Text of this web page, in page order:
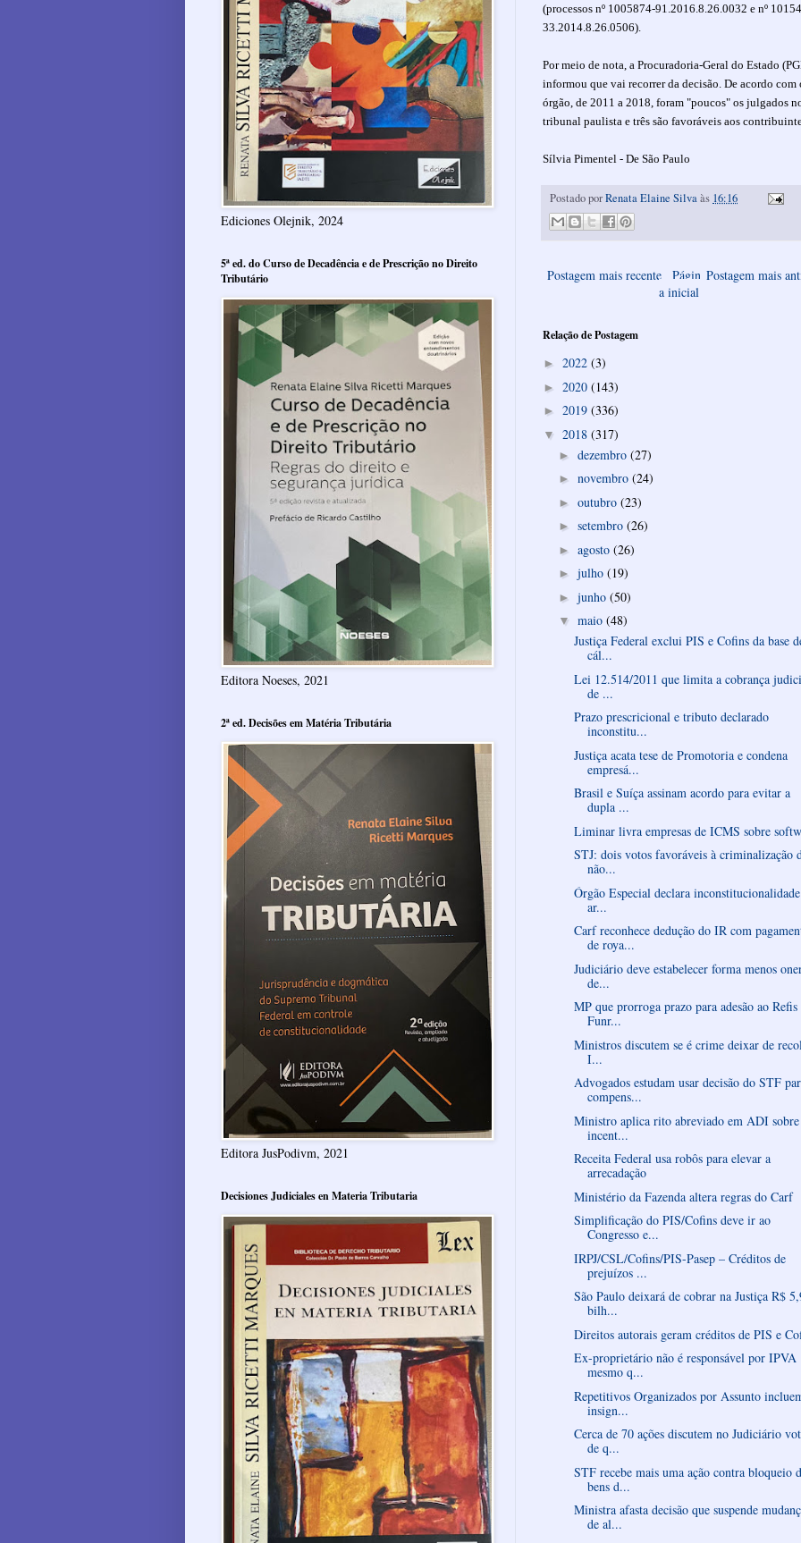
(processos nº 1005874-91.2016.8.26.0032 e nº
33.2014.8.26.0506).
Por meio de nota, a Procuradoria-Geral do Estado
informou que vai recorrer da decisão. De acordo com
órgão, de 2011 a 2018, foram "poucos" os julgados
tribunal paulista e três são favoráveis aos
Sílvia Pimentel - De São Paulo
Postado porRenata Elaine Silvaàs 16:16
Postagem mais recente Postagem mais
Págin
a inicial
Relação de Postagem
► 2022 (3)
► 2020 (143)
► 2019 (336)
▼ 2018 (317)
► dezembro (27)
► novembro (24)
► outubro (23)
► setembro (26)
► agosto (26)
► julho (19)
► junho (50)
▼ maio (48)
Justiça Federal exclui PIS e Cofins da base
cál...
Lei 12.514/2011 que limita a cobrança
de ...
Prazo prescricional e tributo declarado
inconstitu...
Justiça acata tese de Promotoria e condena
empresá...
Brasil e Suíça assinam acordo para evitar a
dupla ...
Liminar livra empresas de ICMS sobre
STJ: dois votos favoráveis à criminalização
não...
Órgão Especial declara
ar...
Carf reconhece dedução do IR com
de roya...
Judiciário deve estabelecer forma menos
de...
MP que prorroga prazo para adesão ao Refis
Funr...
Ministros discutem se é crime deixar de
I...
Advogados estudam usar decisão do STF
compens...
Ministro aplica rito abreviado em ADI sobre
incent...
Receita Federal usa robôs para elevar a
arrecadação
Ministério da Fazenda altera regras do Carf
Simplificação do PIS/Cofins deve ir ao
Congresso e...
IRPJ/CSL/Cofins/PIS-Pasep – Créditos de
prejuízos ...
São Paulo deixará de cobrar na Justiça R$
bilh...
Direitos autorais geram créditos de PIS e
Ex-proprietário não é responsável por IPVA
mesmo q...
Repetitivos Organizados por Assunto
insign...
Cerca de 70 ações discutem no Judiciário
de q...
STF recebe mais uma ação contra bloqueio
bens d...
Ministra afasta decisão que suspende
de al...
Ediciones Olejnik, 2024
5ª ed. do Curso de Decadência e de Prescrição no Direito
Tributário
Editora Noeses, 2021
2ª ed. Decisões em Matéria Tributária
Editora JusPodivm, 2021
Decisiones Judiciales en Materia Tributaria